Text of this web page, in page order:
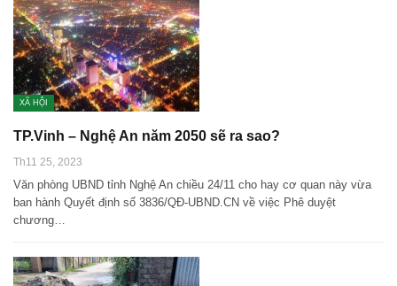
XÃ HỘI
TP.Vinh – Nghệ An năm 2050 sẽ ra sao?
Th11 25, 2023
Văn phòng UBND tỉnh Nghệ An chiều 24/11 cho hay cơ quan này vừa
ban hành Quyết định số 3836/QĐ-UBND.CN về việc Phê duyệt
chương…